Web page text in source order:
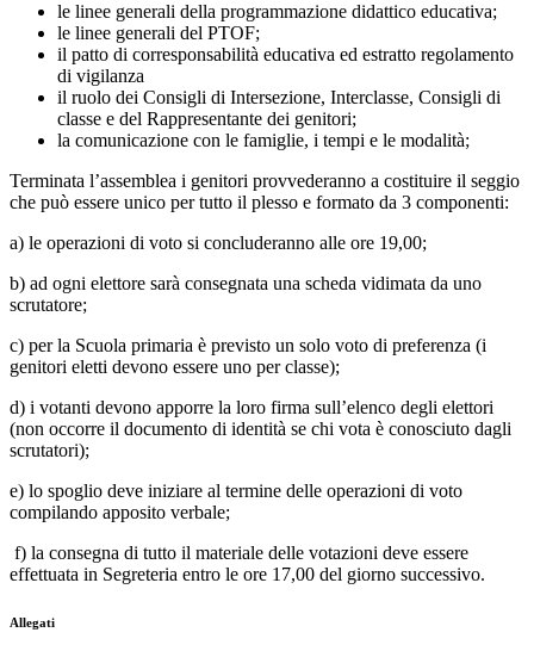
le linee generali della programmazione didattico educativa;
le linee generali del PTOF;
il patto di corresponsabilità educativa ed estratto regolamento
di vigilanza
il ruolo dei Consigli di Intersezione, Interclasse, Consigli di
classe e del Rappresentante dei genitori;
la comunicazione con le famiglie, i tempi e le modalità;
Terminata l’assemblea i genitori provvederanno a costituire il seggio
che può essere unico per tutto il plesso e formato da 3 componenti:
a) le operazioni di voto si concluderanno alle ore 19,00;
b) ad ogni elettore sarà consegnata una scheda vidimata da uno
scrutatore;
c) per la Scuola primaria è previsto un solo voto di preferenza (i
genitori eletti devono essere uno per classe);
d) i votanti devono apporre la loro firma sull’elenco degli elettori
(non occorre il documento di identità se chi vota è conosciuto dagli
scrutatori);
e) lo spoglio deve iniziare al termine delle operazioni di voto
compilando apposito verbale;
f) la consegna di tutto il materiale delle votazioni deve essere
effettuata in Segreteria entro le ore 17,00 del giorno successivo.
Allegati